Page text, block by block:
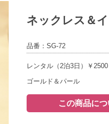
ネックレス＆
品番：SG-72
レンタル（2泊3日）￥2500
ゴールド＆パール
この商品に